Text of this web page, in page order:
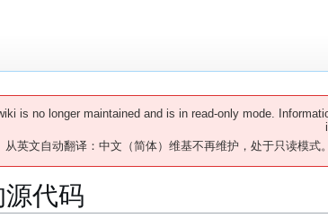
is no longer maintained and is in read-only mode.
从英文自动翻译：中文（简体）维基不再维护，处于只读模式
源代码